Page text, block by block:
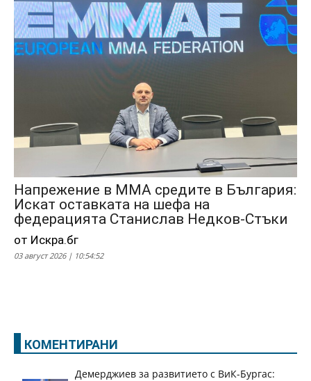
Напрежение в ММА средите в България:
Искат оставката на шефа на
федерацията Станислав Недков-Стъки
от Искра.бг
03 август 2026 | 10:54:52
КОМЕНТИРАНИ
Демерджиев за развитието с ВиК-Бургас: